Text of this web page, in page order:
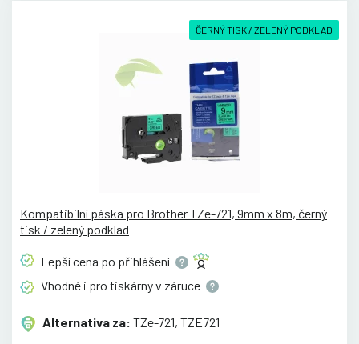
ČERNÝ TISK / ZELENÝ PODKLAD
Kompatibilní páska pro Brother TZe-721, 9mm x 8m, černý
tisk / zelený podklad
Lepší cena po přihlášení
Vhodné i pro tiskárny v záruce
Alternativa za: TZe-721, TZE721